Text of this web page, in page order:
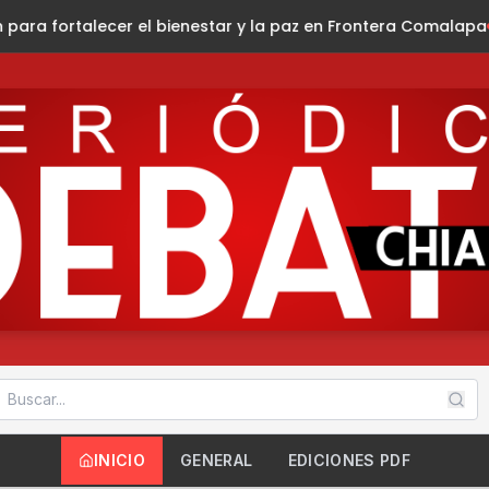
y la paz en Frontera Comalapa Invita Ayuntamiento al
INICIO GENERAL EDICIONES PDF